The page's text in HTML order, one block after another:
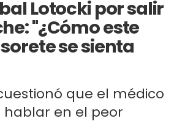
Lotocki por salir
"¿Cómo este
se sienta
que el médico
hablar en el peor